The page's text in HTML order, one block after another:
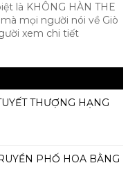
là KHÔNG HÀN THE
mọi người nói về Giò
xem chi tiết
THƯỢNG HẠNG
PHỐ HOA BẰNG